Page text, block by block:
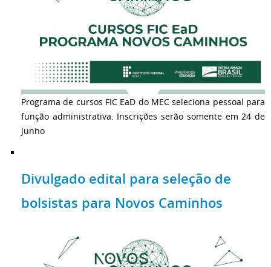
Programa de cursos FIC EaD do MEC seleciona pessoal para
função administrativa. Inscrições serão somente em 24 de
junho
Divulgado edital para seleção de
bolsistas para Novos Caminhos